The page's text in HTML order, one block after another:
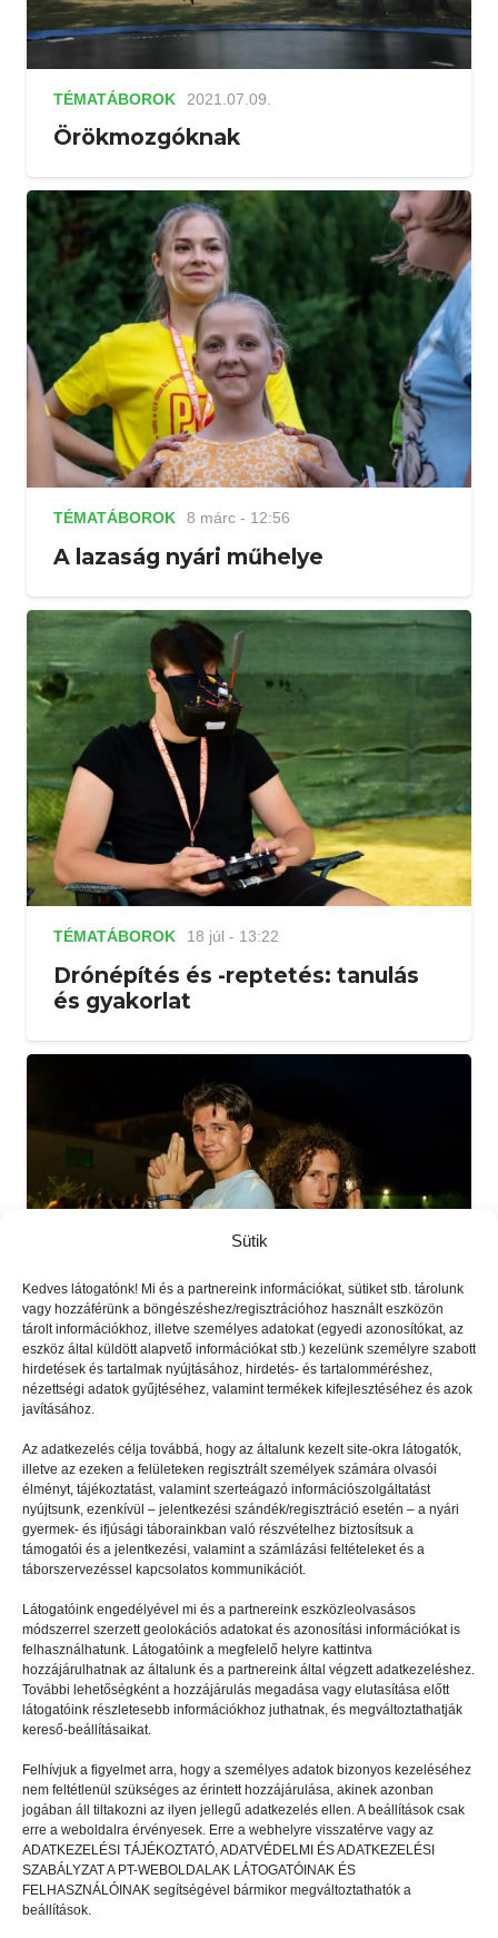
Sütik
Kedves látogatónk! Mi és a partnereink információkat, sütiket stb. tárolunk
vagy hozzáférünk a böngészéshez/regisztrációhoz használt eszközön
tárolt információkhoz, illetve személyes adatokat (egyedi azonosítókat, az
eszköz által küldött alapvető információkat stb.) kezelünk személyre szabott
hirdetések és tartalmak nyújtásához, hirdetés- és tartalomméréshez,
nézettségi adatok gyűjtéséhez, valamint termékek kifejlesztéséhez és azok
javításához.
Az adatkezelés célja továbbá, hogy az általunk kezelt site-okra látogatók,
illetve az ezeken a felületeken regisztrált személyek számára olvasói
élményt, tájékoztatást, valamint szerteágazó információszolgáltatást
nyújtsunk, ezenkívül – jelentkezési szándék/regisztráció esetén – a nyári
gyermek- és ifjúsági táborainkban való részvételhez biztosítsuk a
támogatói és a jelentkezési, valamint a számlázási feltételeket és a
táborszervezéssel kapcsolatos kommunikációt.
Látogatóink engedélyével mi és a partnereink eszközleolvasásos
módszerrel szerzett geolokációs adatokat és azonosítási információkat is
felhasználhatunk. Látogatóink a megfelelő helyre kattintva
hozzájárulhatnak az általunk és a partnereink által végzett adatkezeléshez.
További lehetőségként a hozzájárulás megadása vagy elutasítása előtt
látogatóink részletesebb információkhoz juthatnak, és megváltoztathatják
kereső-beállításaikat.
Felhívjuk a figyelmet arra, hogy a személyes adatok bizonyos kezeléséhez
nem feltétlenül szükséges az érintett hozzájárulása, akinek azonban
jogában áll tiltakozni az ilyen jellegű adatkezelés ellen. A beállítások csak
erre a weboldalra érvényesek. Erre a webhelyre visszatérve vagy az
ADATKEZELÉSI TÁJÉKOZTATÓ, ADATVÉDELMI ÉS ADATKEZELÉSI
SZABÁLYZAT A PT-WEBOLDALAK LÁTOGATÓINAK ÉS
FELHASZNÁLÓINAK segítségével bármikor megváltoztathatók a
beállítások.
TÉMATÁBOROK 2021.07.09.
Örökmozgóknak
TÉMATÁBOROK 8 márc - 12:56
A lazaság nyári műhelye
TÉMATÁBOROK 18 júl - 13:22
Drónépítés és -reptetés: tanulás
és gyakorlat
TÉMATÁBOROK 2025.03.03.
Színházi tábor: koncentráció,
önkifejezés, inspiráció
TÉMATÁBOROK 2022.06.10.
Mozogj, játssz, beszélj!